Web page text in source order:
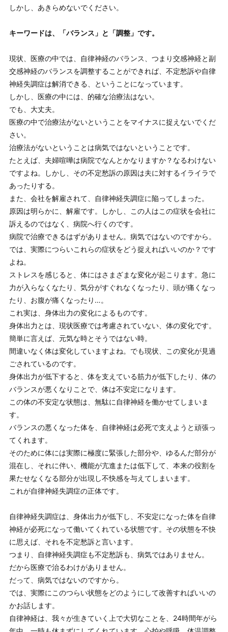
しかし、あきらめないでください。
キーワードは、「バランス」と「調整」です。
現状、医療の中では、自律神経のバランス、つまり交感神経と副
交感神経のバランスを調整することができれば、不定愁訴や自律
神経失調症は解消できる、ということになっています。
しかし、医療の中には、的確な治療法はない。
でも、大丈夫。
医療の中で治療法がないということをマイナスに捉えないでくだ
さい。
治療法がないということは病気ではないということです。
たとえば、夫婦喧嘩は病院でなんとかなりますか？なるわけない
ですよね。しかし、その不定愁訴の原因は夫に対するイライラで
あったりする。
また、会社を解雇されて、自律神経失調症に陥ってしまった。
原因は明らかに、解雇です。しかし、この人はこの症状を会社に
訴えるのではなく、病院へ行くのです。
病院で治療できるはずがありません。病気ではないのですから。
では、実際につらいこれらの症状をどう捉えればいいのか？です
よね。
ストレスを感じると、体にはさまざまな変化が起こります。急に
力が入らなくなたり、気分がすぐれなくなったり、頭が痛くなっ
たり、お腹が痛くなったり…。
これ実は、身体出力の変化によるものです。
身体出力とは、現状医療では考慮されていない、体の変化です。
簡単に言えば、元気な時とそうではない時。
間違いなく体は変化していますよね。でも現状、この変化が見過
ごされているのです。
身体出力が低下すると、体を支えている筋力が低下したり、体の
バランスが悪くなりことで、体は不安定になります。
この体の不安定な状態は、無駄に自律神経を働かせてしまいま
す。
バランスの悪くなった体を、自律神経は必死で支えようと頑張っ
てくれます。
そのために体には実際に極度に緊張した部分や、ゆるんだ部分が
混在し、それに伴い、機能が亢進または低下して、本来の役割を
果たせなくなる部分が出現し不快感を与えてしまいます。
これが自律神経失調症の正体です。
自律神経失調症は、身体出力が低下し、不安定になった体を自律
神経が必死になって働いてくれている状態です。その状態を不快
に思えば、それを不定愁訴と言います。
つまり、自律神経失調症も不定愁訴も、病気ではありません。
だから医療で治るわけがありません。
だって、病気ではないのですから。
では、実際にこのつらい状態をどのようにして改善すればいいの
かお話します。
自律神経は、我々が生きていく上で大切なことを、24時間年がら